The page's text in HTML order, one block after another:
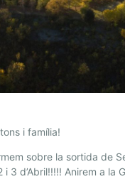
i família!
sobre la sortida de
i 3 d’Abril!!!!! Anirem a